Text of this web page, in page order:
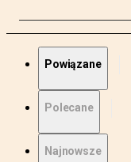
Powiązane
Polecane
Najnowsze